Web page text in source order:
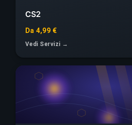
CS2
Da 4,99 €
Vedi Servizi →